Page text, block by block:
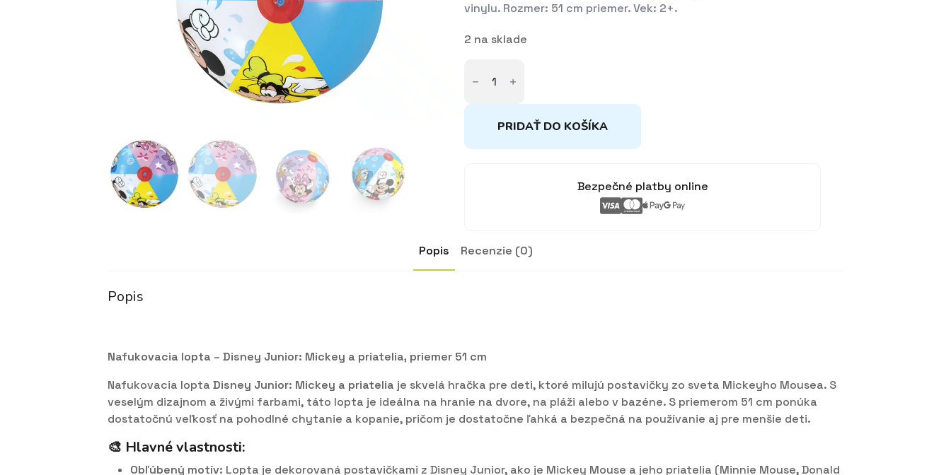
vinylu. Rozmer: 51 cm priemer. Vek: 2+.
2 na sklade
Nafukovacia
lopta
Disney
Junior:
Mickey
a
PRIDAŤ DO KOŠÍKA
Bezpečné platby online
Popis Recenzie (0)
Popis
Nafukovacia lopta – Disney Junior: Mickey a priatelia, priemer 51 cm
Nafukovacia lopta Disney Junior: Mickey a priatelia je skvelá hračka pre deti, ktoré milujú postavičky zo sveta Mickeyho Mousea. S
veselým dizajnom a živými farbami, táto lopta je ideálna na hranie na dvore, na pláži alebo v bazéne. S priemerom 51 cm ponúka
dostatočnú veľkosť na pohodlné chytanie a kopanie, pričom je dostatočne ľahká a bezpečná na používanie aj pre menšie deti.
🎨 Hlavné vlastnosti:
Obľúbený motív: Lopta je dekorovaná postavičkami z Disney Junior, ako je Mickey Mouse a jeho priatelia (Minnie Mouse, Donald